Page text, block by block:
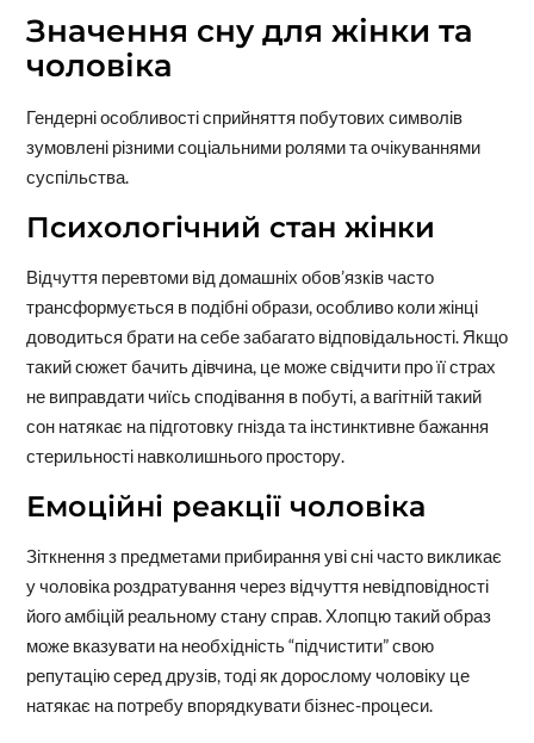
Значення сну для жінки та
чоловіка
Гендерні особливості сприйняття побутових символів
зумовлені різними соціальними ролями та очікуваннями
суспільства.
Психологічний стан жінки
Відчуття перевтоми від домашніх обов’язків часто
трансформується в подібні образи, особливо коли жінці
доводиться брати на себе забагато відповідальності. Якщо
такий сюжет бачить дівчина, це може свідчити про її страх
не виправдати чиїсь сподівання в побуті, а вагітній такий
сон натякає на підготовку гнізда та інстинктивне бажання
стерильності навколишнього простору.
Емоційні реакції чоловіка
Зіткнення з предметами прибирання уві сні часто викликає
у чоловіка роздратування через відчуття невідповідності
його амбіцій реальному стану справ. Хлопцю такий образ
може вказувати на необхідність “підчистити” свою
репутацію серед друзів, тоді як дорослому чоловіку це
натякає на потребу впорядкувати бізнес-процеси.